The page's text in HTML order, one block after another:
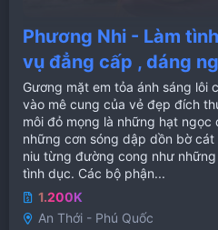
Phương Nhi - Làm
vụ đẳng cấp , dáng
Gương mặt em tỏa ánh sáng lôi
vào mê cung của vẻ đẹp đích
môi đỏ mọng là những hạt
những cơn sóng dập dồn bờ
niu từng đường cong như
tình dục. Các bộ phận...
1.200K
An Thới - Phú Quốc